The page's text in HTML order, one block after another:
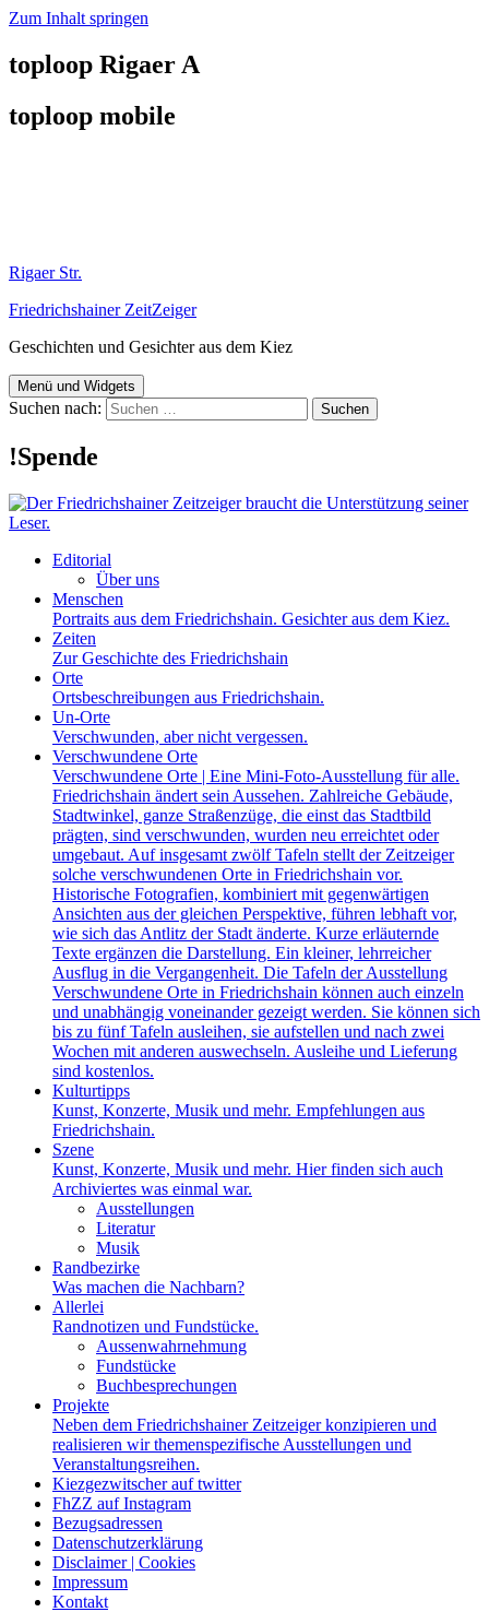
Zum Inhalt springen
toploop Rigaer A
toploop mobile
Rigaer Str.
Friedrichshainer ZeitZeiger
Geschichten und Gesichter aus dem Kiez
Menü und Widgets
Suchen nach:
!Spende
Editorial
Über uns
Menschen
Portraits aus dem Friedrichshain. Gesichter aus dem Kiez.
Zeiten
Zur Geschichte des Friedrichshain
Orte
Ortsbeschreibungen aus Friedrichshain.
Un-Orte
Verschwunden, aber nicht vergessen.
Verschwundene Orte
Verschwundene Orte | Eine Mini-Foto-Ausstellung für alle.
Friedrichshain ändert sein Aussehen. Zahlreiche Gebäude,
Stadtwinkel, ganze Straßenzüge, die einst das Stadtbild
prägten, sind verschwunden, wurden neu erreichtet oder
umgebaut. Auf insgesamt zwölf Tafeln stellt der Zeitzeiger
solche verschwundenen Orte in Friedrichshain vor.
Historische Fotografien, kombiniert mit gegenwärtigen
Ansichten aus der gleichen Perspektive, führen lebhaft vor,
wie sich das Antlitz der Stadt änderte. Kurze erläuternde
Texte ergänzen die Darstellung. Ein kleiner, lehrreicher
Ausflug in die Vergangenheit. Die Tafeln der Ausstellung
Verschwundene Orte in Friedrichshain können auch einzeln
und unabhängig voneinander gezeigt werden. Sie können sich
bis zu fünf Tafeln ausleihen, sie aufstellen und nach zwei
Wochen mit anderen auswechseln. Ausleihe und Lieferung
sind kostenlos.
Kulturtipps
Kunst, Konzerte, Musik und mehr. Empfehlungen aus
Friedrichshain.
Szene
Kunst, Konzerte, Musik und mehr. Hier finden sich auch
Archiviertes was einmal war.
Ausstellungen
Literatur
Musik
Randbezirke
Was machen die Nachbarn?
Allerlei
Randnotizen und Fundstücke.
Aussenwahrnehmung
Fundstücke
Buchbesprechungen
Projekte
Neben dem Friedrichshainer Zeitzeiger konzipieren und
realisieren wir themenspezifische Ausstellungen und
Veranstaltungsreihen.
Kiezgezwitscher auf twitter
FhZZ auf Instagram
Bezugsadressen
Datenschutzerklärung
Disclaimer | Cookies
Impressum
Kontakt